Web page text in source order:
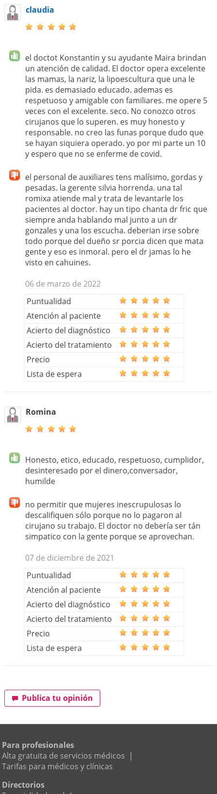
claudia
el doctot Konstantin y su ayudante Maira brindan
un atención de calidad. El doctor opera excelente
las mamas, la nariz, la lipoescultura que una le
pida. es demasiado educado. ademas es
respetuoso y amigable con familiares. me opere 5
veces con el excelente. seco. No conozco otros
cirujanos que lo superen. es muy honesto y
responsable. no creo las funas porque dudo que
se hayan siquiera operado. yo por mi parte un 10
y espero que no se enferme de covid.
el personal de auxiliares tens malísimo, gordas y
pesadas. la gerente silvia horrenda. una tal
romixa atiende mal y trata de levantarle los
pacientes al doctor. hay un tipo chanta dr fric que
siempre anda hablando mal junto a un dr
gonzales y una los escucha. deberian irse sobre
todo porque del dueño sr porcia dicen que mata
gente y eso es inmoral. pero el dr jamas lo he
visto en cahuines.
06 de marzo de 2022
Puntualidad
Atención al paciente
Acierto del diagnóstico
Acierto del tratamiento
Precio
Lista de espera
Romina
Honesto, etico, educado, respetuoso, cumplidor,
desinteresado por el dinero,conversador,
humilde
no permitir que mujeres inescrupulosas lo
descalifiquen sólo porque no lo pagaron al
cirujano su trabajo. El doctor no debería ser tán
simpatico con la gente porque se aprovechan.
07 de diciembre de 2021
Puntualidad
Atención al paciente
Acierto del diagnóstico
Acierto del tratamiento
Precio
Lista de espera
Publica tu opinión
Para profesionales
Alta gratuita de servicios médicos |
Tarifas para médicos y clínicas
Directorios